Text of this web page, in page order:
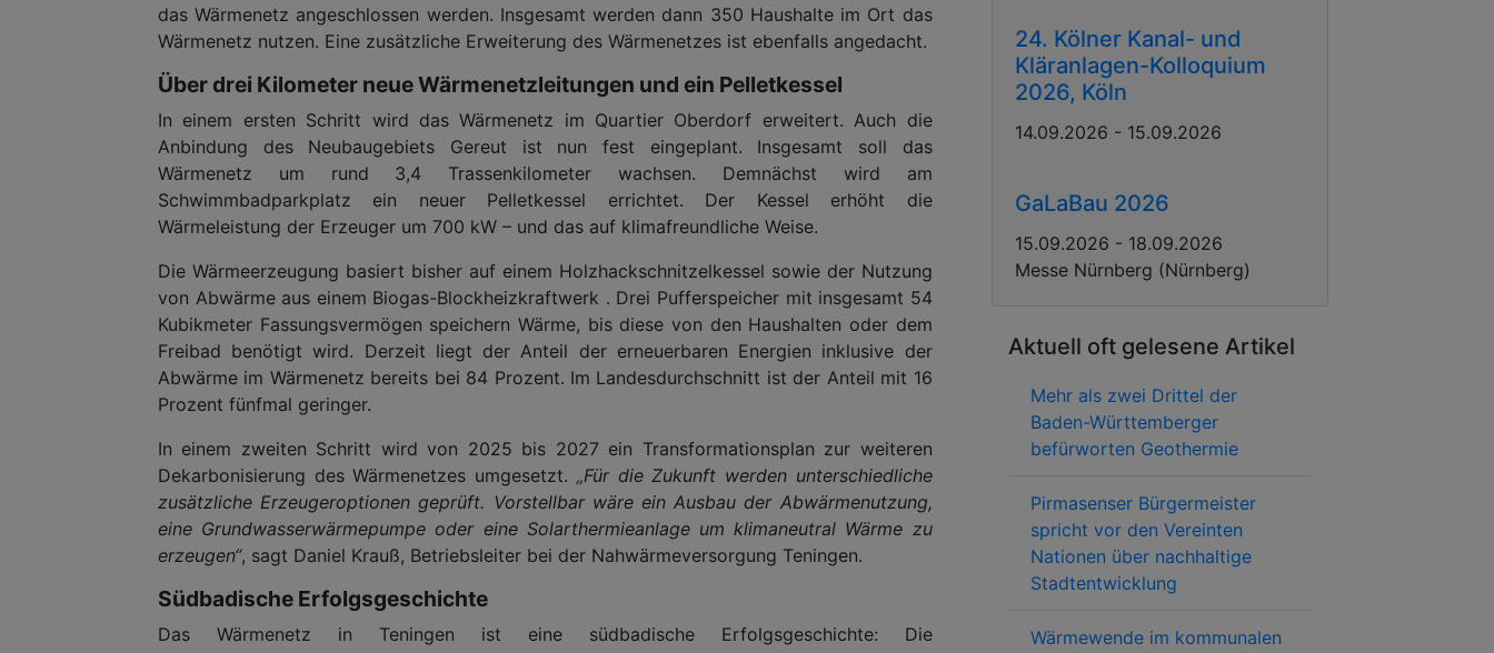
das Wärmenetz angeschlossen werden. Insgesamt werden dann 350 Haushalte im Ort das
Wärmenetz nutzen. Eine zusätzliche Erweiterung des Wärmenetzes ist ebenfalls angedacht.
Über drei Kilometer neue Wärmenetzleitungen und ein Pelletkessel
In einem ersten Schritt wird das Wärmenetz im Quartier Oberdorf erweitert. Auch die
Anbindung des Neubaugebiets Gereut ist nun fest eingeplant. Insgesamt soll das
Wärmenetz um rund 3,4 Trassenkilometer wachsen. Demnächst wird am
Schwimmbadparkplatz ein neuer Pelletkessel errichtet. Der Kessel erhöht die
Wärmeleistung der Erzeuger um 700 kW – und das auf klimafreundliche Weise.
Die Wärmeerzeugung basiert bisher auf einem Holzhackschnitzelkessel sowie der Nutzung
von Abwärme aus einem Biogas-Blockheizkraftwerk . Drei Pufferspeicher mit insgesamt 54
Kubikmeter Fassungsvermögen speichern Wärme, bis diese von den Haushalten oder dem
Freibad benötigt wird. Derzeit liegt der Anteil der erneuerbaren Energien inklusive der
Abwärme im Wärmenetz bereits bei 84 Prozent. Im Landesdurchschnitt ist der Anteil mit 16
Prozent fünfmal geringer.
In einem zweiten Schritt wird von 2025 bis 2027 ein Transformationsplan zur weiteren
Dekarbonisierung des Wärmenetzes umgesetzt. „Für die Zukunft werden unterschiedliche
zusätzliche Erzeugeroptionen geprüft. Vorstellbar wäre ein Ausbau der Abwärmenutzung,
eine Grundwasserwärmepumpe oder eine Solarthermieanlage um klimaneutral Wärme zu
erzeugen“, sagt Daniel Krauß, Betriebsleiter bei der Nahwärmeversorgung Teningen.
Südbadische Erfolgsgeschichte
Das Wärmenetz in Teningen ist eine südbadische Erfolgsgeschichte: Die
24. Kölner Kanal- und
Kläranlagen-Kolloquium
2026, Köln
14.09.2026 - 15.09.2026
GaLaBau 2026
15.09.2026 - 18.09.2026
Messe Nürnberg (Nürnberg)
Aktuell oft gelesene Artikel
Mehr als zwei Drittel der
Baden-Württemberger
befürworten Geothermie
Pirmasenser Bürgermeister
spricht vor den Vereinten
Nationen über nachhaltige
Stadtentwicklung
Wärmewende im kommunalen